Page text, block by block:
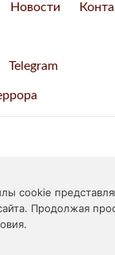
Новости
Telegram
дом 15
55-55
cookie
Продолжая